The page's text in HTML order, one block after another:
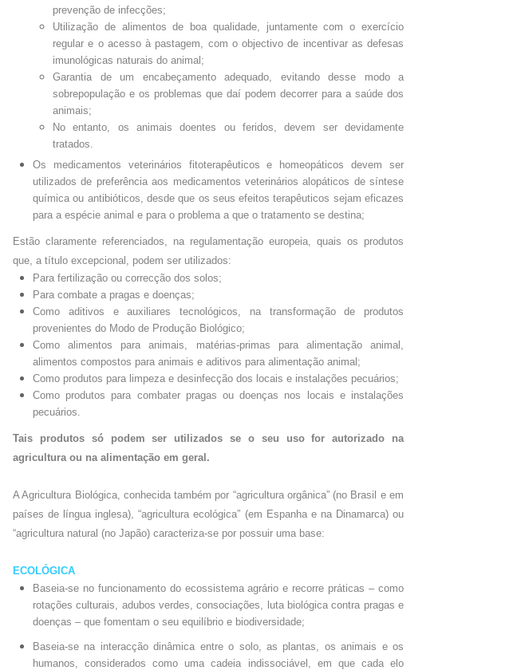
prevenção de infecções;
Utilização de alimentos de boa qualidade, juntamente com o exercício
regular e o acesso à pastagem, com o objectivo de incentivar as defesas
imunológicas naturais do animal;
Garantia de um encabeçamento adequado, evitando desse modo a
sobrepopulação e os problemas que daí podem decorrer para a saúde dos
animais;
No entanto, os animais doentes ou feridos, devem ser devidamente
tratados.
Os medicamentos veterinários fitoterapêuticos e homeopáticos devem ser
utilizados de preferência aos medicamentos veterinários alopáticos de síntese
química ou antibióticos, desde que os seus efeitos terapêuticos sejam eficazes
para a espécie animal e para o problema a que o tratamento se destina;
Estão claramente referenciados, na regulamentação europeia, quais os produtos
que, a título excepcional, podem ser utilizados:
Para fertilização ou correcção dos solos;
Para combate a pragas e doenças;
Como aditivos e auxiliares tecnológicos, na transformação de produtos
provenientes do Modo de Produção Biológico;
Como alimentos para animais, matérias-primas para alimentação animal,
alimentos compostos para animais e aditivos para alimentação animal;
Como produtos para limpeza e desinfecção dos locais e instalações pecuários;
Como produtos para combater pragas ou doenças nos locais e instalações
pecuários.
Tais produtos só podem ser utilizados se o seu uso for autorizado na
agricultura ou na alimentação em geral.
A Agricultura Biológica, conhecida também por “agricultura orgânica” (no Brasil e em
países de língua inglesa), “agricultura ecológica” (em Espanha e na Dinamarca) ou
“agricultura natural (no Japão) caracteriza-se por possuir uma base:
ECOLÓGICA
Baseia-se no funcionamento do ecossistema agrário e recorre práticas – como
rotações culturais, adubos verdes, consociações, luta biológica contra pragas e
doenças – que fomentam o seu equilíbrio e biodiversidade;
Baseia-se na interacção dinâmica entre o solo, as plantas, os animais e os
humanos, considerados como uma cadeia indissociável, em que cada elo